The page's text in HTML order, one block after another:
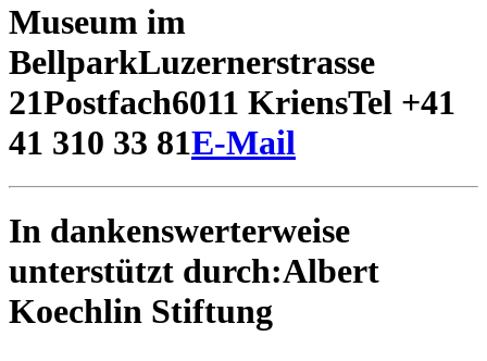
Museum im
BellparkLuzernerstrasse
21Postfach6011 KriensTel +41
41 310 33 81E-Mail
In dankenswerterweise
unterstützt durch:Albert
Koechlin Stiftung